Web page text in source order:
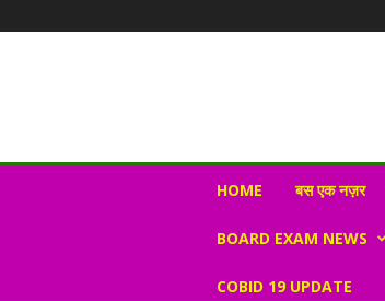
HOME बस एक नज़र
BOARD EXAM NEWS
COBID 19 UPDATE